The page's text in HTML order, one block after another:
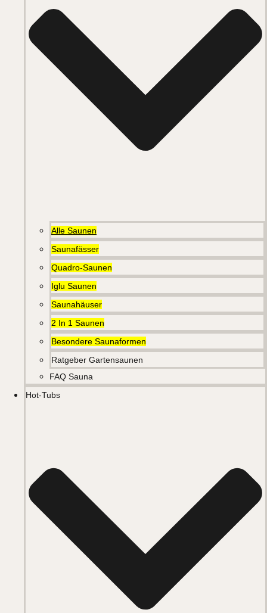
Alle Saunen
Saunafässer
Quadro-Saunen
Iglu Saunen
Saunahäuser
2 In 1 Saunen
Besondere Saunaformen
Ratgeber Gartensaunen
FAQ Sauna
Hot-Tubs